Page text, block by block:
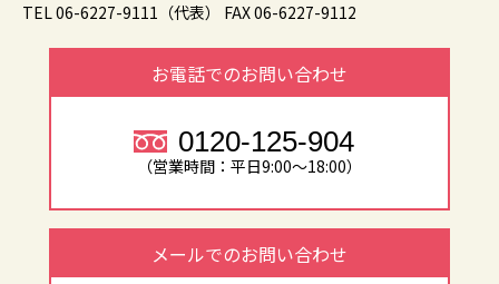
TEL 06-6227-9111（代表）
FAX 06-6227-9112
お電話でのお問い合わせ
0120-125-904
（営業時間：平日9:00～18:00）
メールでのお問い合わせ